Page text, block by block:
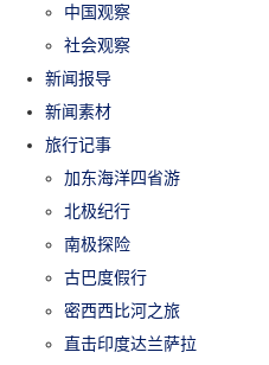
中国观察
社会观察
新闻报导
新闻素材
旅行记事
加东海洋四省游
北极纪行
南极探险
古巴度假行
密西西比河之旅
直击印度达兰萨拉